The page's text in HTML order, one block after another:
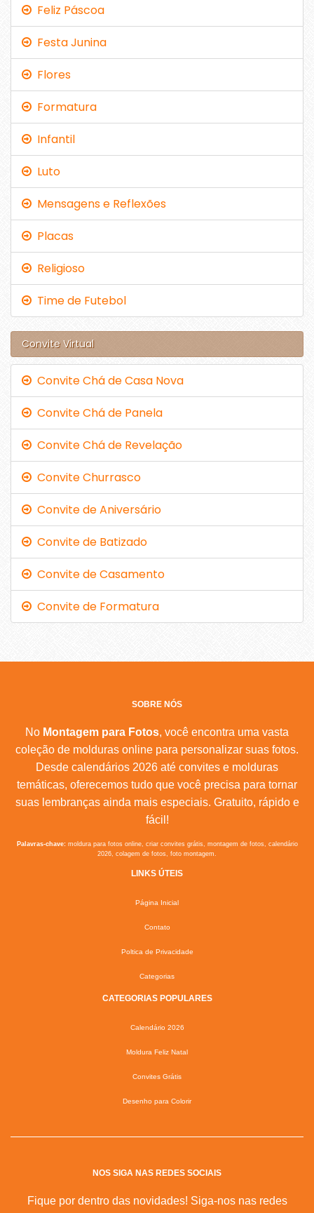
Feliz Páscoa
Festa Junina
Flores
Formatura
Infantil
Luto
Mensagens e Reflexões
Placas
Religioso
Time de Futebol
Convite Virtual
Convite Chá de Casa Nova
Convite Chá de Panela
Convite Chá de Revelação
Convite Churrasco
Convite de Aniversário
Convite de Batizado
Convite de Casamento
Convite de Formatura
SOBRE NÓS
No Montagem para Fotos, você encontra uma vasta
coleção de molduras online para personalizar suas fotos.
Desde calendários 2026 até convites e molduras
temáticas, oferecemos tudo que você precisa para tornar
suas lembranças ainda mais especiais. Gratuito, rápido e
fácil!
Palavras-chave:moldura para fotos online, criar convites grátis, montagem de fotos, calendário
2026, colagem de fotos, foto montagem.
LINKS ÚTEIS
Página Inicial
Contato
Poltica de Privacidade
Categorias
CATEGORIAS POPULARES
Calendário 2026
Moldura Feliz Natal
Convites Grátis
Desenho para Colorir
NOS SIGA NAS REDES SOCIAIS
Fique por dentro das novidades! Siga-nos nas redes